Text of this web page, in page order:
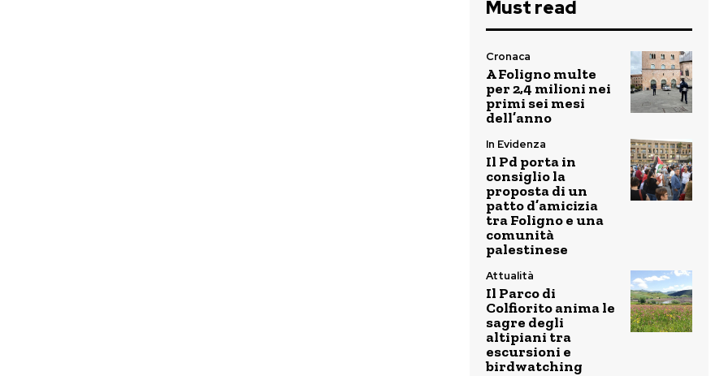
Must read
Cronaca
A Foligno multe
per 2,4 milioni nei
primi sei mesi
dell’anno
In Evidenza
Il Pd porta in
consiglio la
proposta di un
patto d’amicizia
tra Foligno e una
comunità
palestinese
Attualità
Il Parco di
Colfiorito anima le
sagre degli
altipiani tra
escursioni e
birdwatching